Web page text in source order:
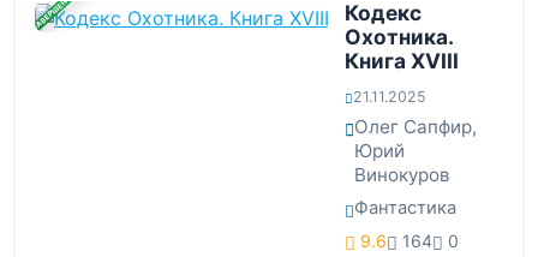
ЗАВЕРШЕНА
Кодекс
Охотника.
Книга XVIII
21.11.2025
Олег Сапфир,
Юрий
Винокуров
Фантастика
9.6 164 0